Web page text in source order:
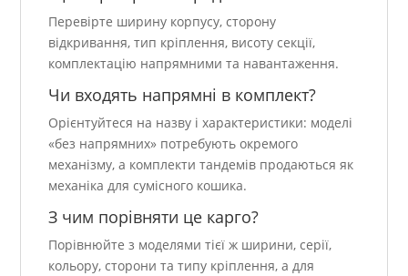
Перевірте ширину корпусу, сторону
відкривання, тип кріплення, висоту секції,
комплектацію напрямними та навантаження.
Чи входять напрямні в комплект?
Орієнтуйтеся на назву і характеристики: моделі
«без напрямних» потребують окремого
механізму, а комплекти тандемів продаються як
механіка для сумісного кошика.
З чим порівняти це карго?
Порівнюйте з моделями тієї ж ширини, серії,
кольору, сторони та типу кріплення, а для